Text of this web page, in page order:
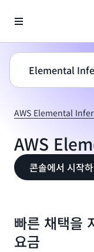
Elemental
AWS Elemental
AWS
콘솔에서 시작
빠른 채택을
요금